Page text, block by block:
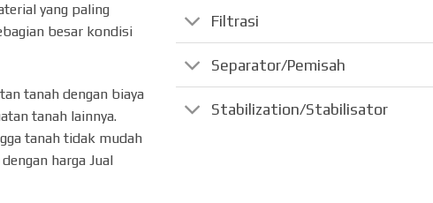
yang paling
besar kondisi
tanah dengan biaya
tanah lainnya.
tanah tidak mudah
harga Jual
Filtrasi
Separator/Pemisah
Stabilization/Stabilisator